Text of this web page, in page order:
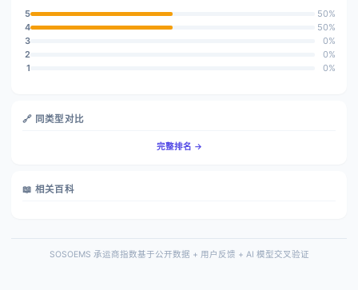
5
50%
4
50%
3
0%
2
0%
1
0%
🔗 同类型对比
完整排名 →
📖 相关百科
SOSOEMS 承运商指数基于公开数据 + 用户反馈 + AI 模型交叉验证